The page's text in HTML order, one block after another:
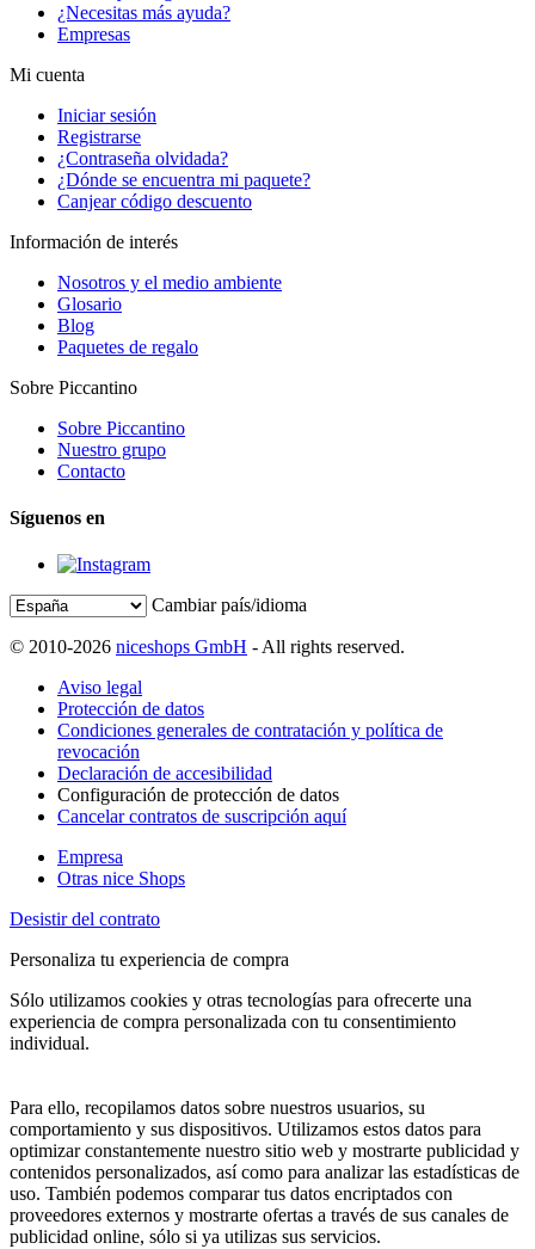
¿Necesitas más ayuda?
Empresas
Mi cuenta
Iniciar sesión
Registrarse
¿Contraseña olvidada?
¿Dónde se encuentra mi paquete?
Canjear código descuento
Información de interés
Nosotros y el medio ambiente
Glosario
Blog
Paquetes de regalo
Sobre Piccantino
Sobre Piccantino
Nuestro grupo
Contacto
Síguenos en
Cambiar país/idioma
© 2010-2026 niceshops GmbH - All rights reserved.
Aviso legal
Protección de datos
Condiciones generales de contratación y política de
revocación
Declaración de accesibilidad
Configuración de protección de datos
Cancelar contratos de suscripción aquí
Empresa
Otras nice Shops
Desistir del contrato
Personaliza tu experiencia de compra
Sólo utilizamos cookies y otras tecnologías para ofrecerte una
experiencia de compra personalizada con tu consentimiento
individual.
Para ello, recopilamos datos sobre nuestros usuarios, su
comportamiento y sus dispositivos. Utilizamos estos datos para
optimizar constantemente nuestro sitio web y mostrarte publicidad y
contenidos personalizados, así como para analizar las estadísticas de
uso. También podemos comparar tus datos encriptados con
proveedores externos y mostrarte ofertas a través de sus canales de
publicidad online, sólo si ya utilizas sus servicios.